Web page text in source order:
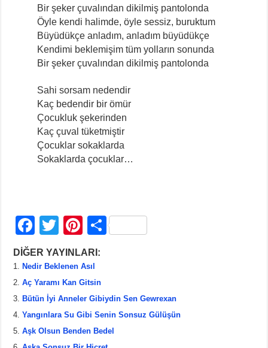
Bir şeker çuvalından dikilmiş pantolonda
Öyle kendi halimde, öyle sessiz, buruktum
Büyüdükçe anladım, anladım büyüdükçe
Kendimi beklemişim tüm yolların sonunda
Bir şeker çuvalından dikilmiş pantolonda
Sahi sorsam nedendir
Kaç bedendir bir ömür
Çocukluk şekerinden
Kaç çuval tüketmiştir
Çocuklar sokaklarda
Sokaklarda çocuklar…
F
a
c
e
b
o
o
T
wi
tt
er
Pi
nt
er
e
st
S
DİĞER YAYINLARI:
Nedir Beklenen Asıl
Aç Yaramı Kan Gitsin
Bütün İyi Anneler Gibiydin Sen Gewrexan
Yangınlara Su Gibi Senin Sonsuz Gülüşün
Aşk Olsun Benden Bedel